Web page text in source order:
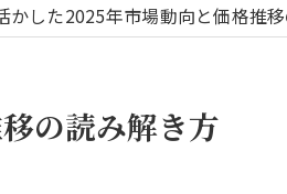
かした2025年市場動向と価格推
の読み解き方